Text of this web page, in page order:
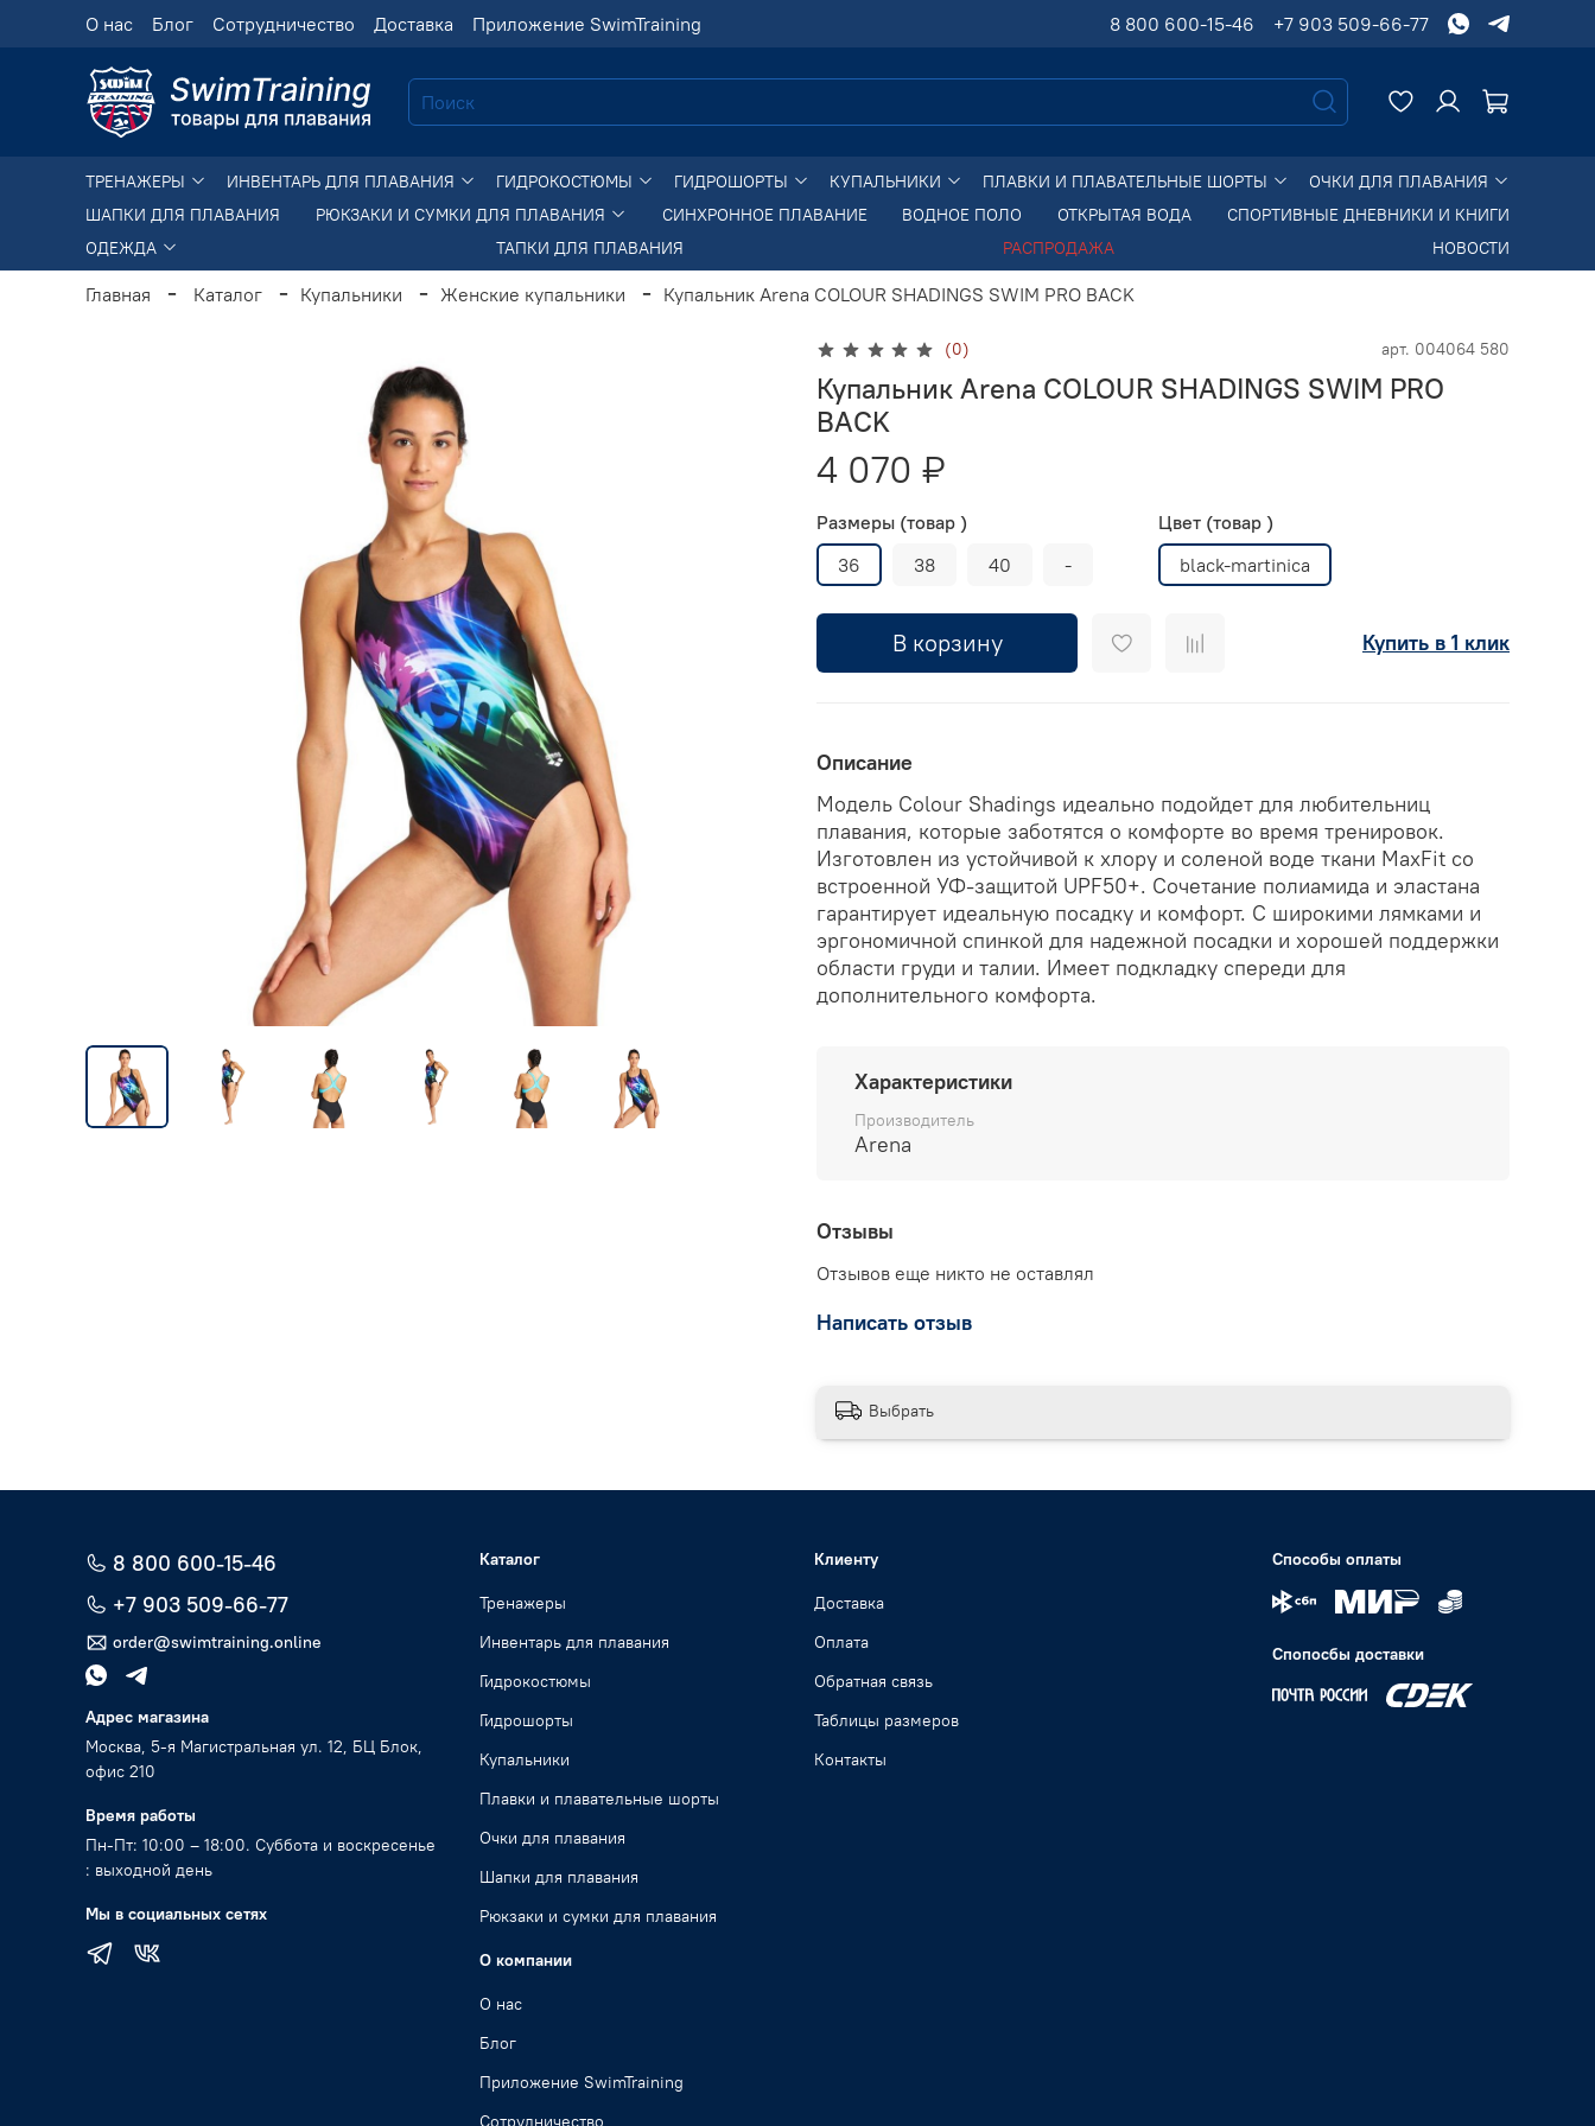
О нас Блог Сотрудничество Доставка Приложение SwimTraining 8 800 600-15-46 +7 903 509-66-77
ТРЕНАЖЕРЫ ИНВЕНТАРЬ ДЛЯ ПЛАВАНИЯ ГИДРОКОСТЮМЫ ГИДРОШОРТЫ КУПАЛЬНИКИ ПЛАВКИ И ПЛАВАТЕЛЬНЫЕ ШОРТЫ
ОЧКИ ДЛЯ ПЛАВАНИЯ
ШАПКИ ДЛЯ ПЛАВАНИЯ
РЮКЗАКИ И СУМКИ ДЛЯ ПЛАВАНИЯ СИНХРОННОЕ ПЛАВАНИЕ ВОДНОЕ ПОЛО ОТКРЫТАЯ ВОДА
СПОРТИВНЫЕ ДНЕВНИКИ И КНИГИ
ОДЕЖДА
ТАПКИ ДЛЯ ПЛАВАНИЯ РАСПРОДАЖА НОВОСТИ
Главная Каталог Купальники Женские купальники Купальник Arena COLOUR SHADINGS SWIM PRO BACK
(0) арт. 004064 580
Купальник Arena COLOUR SHADINGS SWIM PRO
BACK
4 070 ₽
Размеры (товар )
36
38 40 -
Цвет (товар )
black-martinica
В корзину Купить в 1 клик
Описание
Модель Colour Shadings идеально подойдет для любительниц
плавания, которые заботятся о комфорте во время тренировок.
Изготовлен из устойчивой к хлору и соленой воде ткани MaxFit со
встроенной УФ-защитой UPF50+. Сочетание полиамида и эластана
гарантирует идеальную посадку и комфорт. С широкими лямками и
эргономичной спинкой для надежной посадки и хорошей поддержки
области груди и талии. Имеет подкладку спереди для
дополнительного комфорта.
Характеристики
Производитель
Arena
Отзывы
Отзывов еще никто не оставлял
Написать отзыв
Выбрать
8 800 600-15-46
+7 903 509-66-77
order@swimtraining.online
Адрес магазина
Москва, 5-я Магистральная ул. 12, БЦ Блок,
офис 210
Время работы
Пн-Пт: 10:00 – 18:00. Суббота и воскресенье
: выходной день
Мы в социальных сетях
Каталог
Тренажеры
Инвентарь для плавания
Гидрокостюмы
Гидрошорты
Купальники
Плавки и плавательные шорты
Очки для плавания
Шапки для плавания
Рюкзаки и сумки для плавания
Клиенту
Доставка
Оплата
Обратная связь
Таблицы размеров
Контакты
О компании
О нас
Блог
Приложение SwimTraining
Сотрудничество
Способы оплаты
Спопосбы доставки